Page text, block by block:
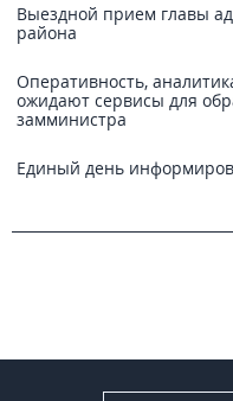
Выездной прием главы
района
Оперативность,
ожидают сервисы для
замминистра
Единый день